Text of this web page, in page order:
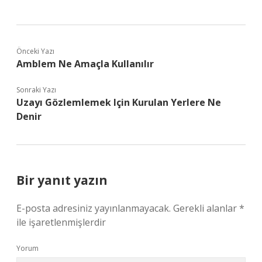
Önceki Yazı
Amblem Ne Amaçla Kullanılır
Sonraki Yazı
Uzayı Gözlemlemek Için Kurulan Yerlere Ne
Denir
Bir yanıt yazın
E-posta adresiniz yayınlanmayacak. Gerekli alanlar*
ile işaretlenmişlerdir
Yorum